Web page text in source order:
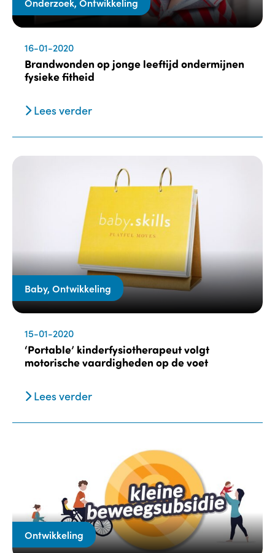
16-01-2020
Brandwonden op jonge leeftijd ondermijnen
fysieke fitheid
Lees verder
Baby, Ontwikkeling
15-01-2020
‘Portable’ kinderfysiotherapeut volgt
motorische vaardigheden op de voet
Lees verder
Ontwikkeling